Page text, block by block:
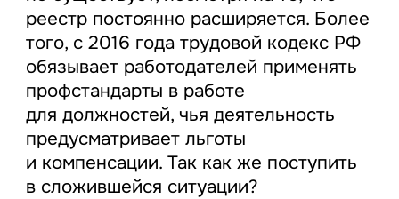
реестр постоянно расширяется. Более
того, с 2016 года трудовой кодекс РФ
обязывает работодателей применять
профстандарты в работе
для должностей, чья деятельность
предусматривает льготы
и компенсации. Так как же поступить
в сложившейся ситуации?